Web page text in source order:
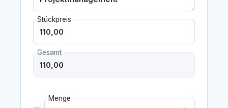
Stückpreis
Gesamt
Menge